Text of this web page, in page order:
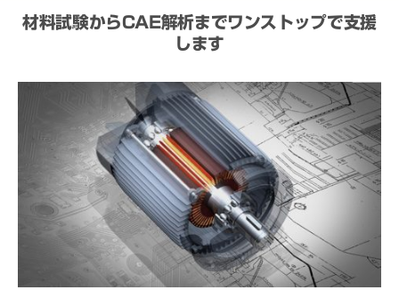
材料試験からCAE解析までワンストップで支援
します